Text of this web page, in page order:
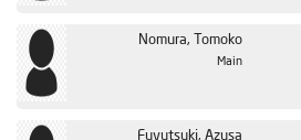
Nomura, Tomoko
Main
Fuyutsuki, Azusa